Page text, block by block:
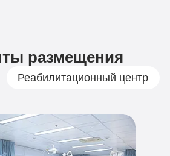
размещения
Реабилитационный центр